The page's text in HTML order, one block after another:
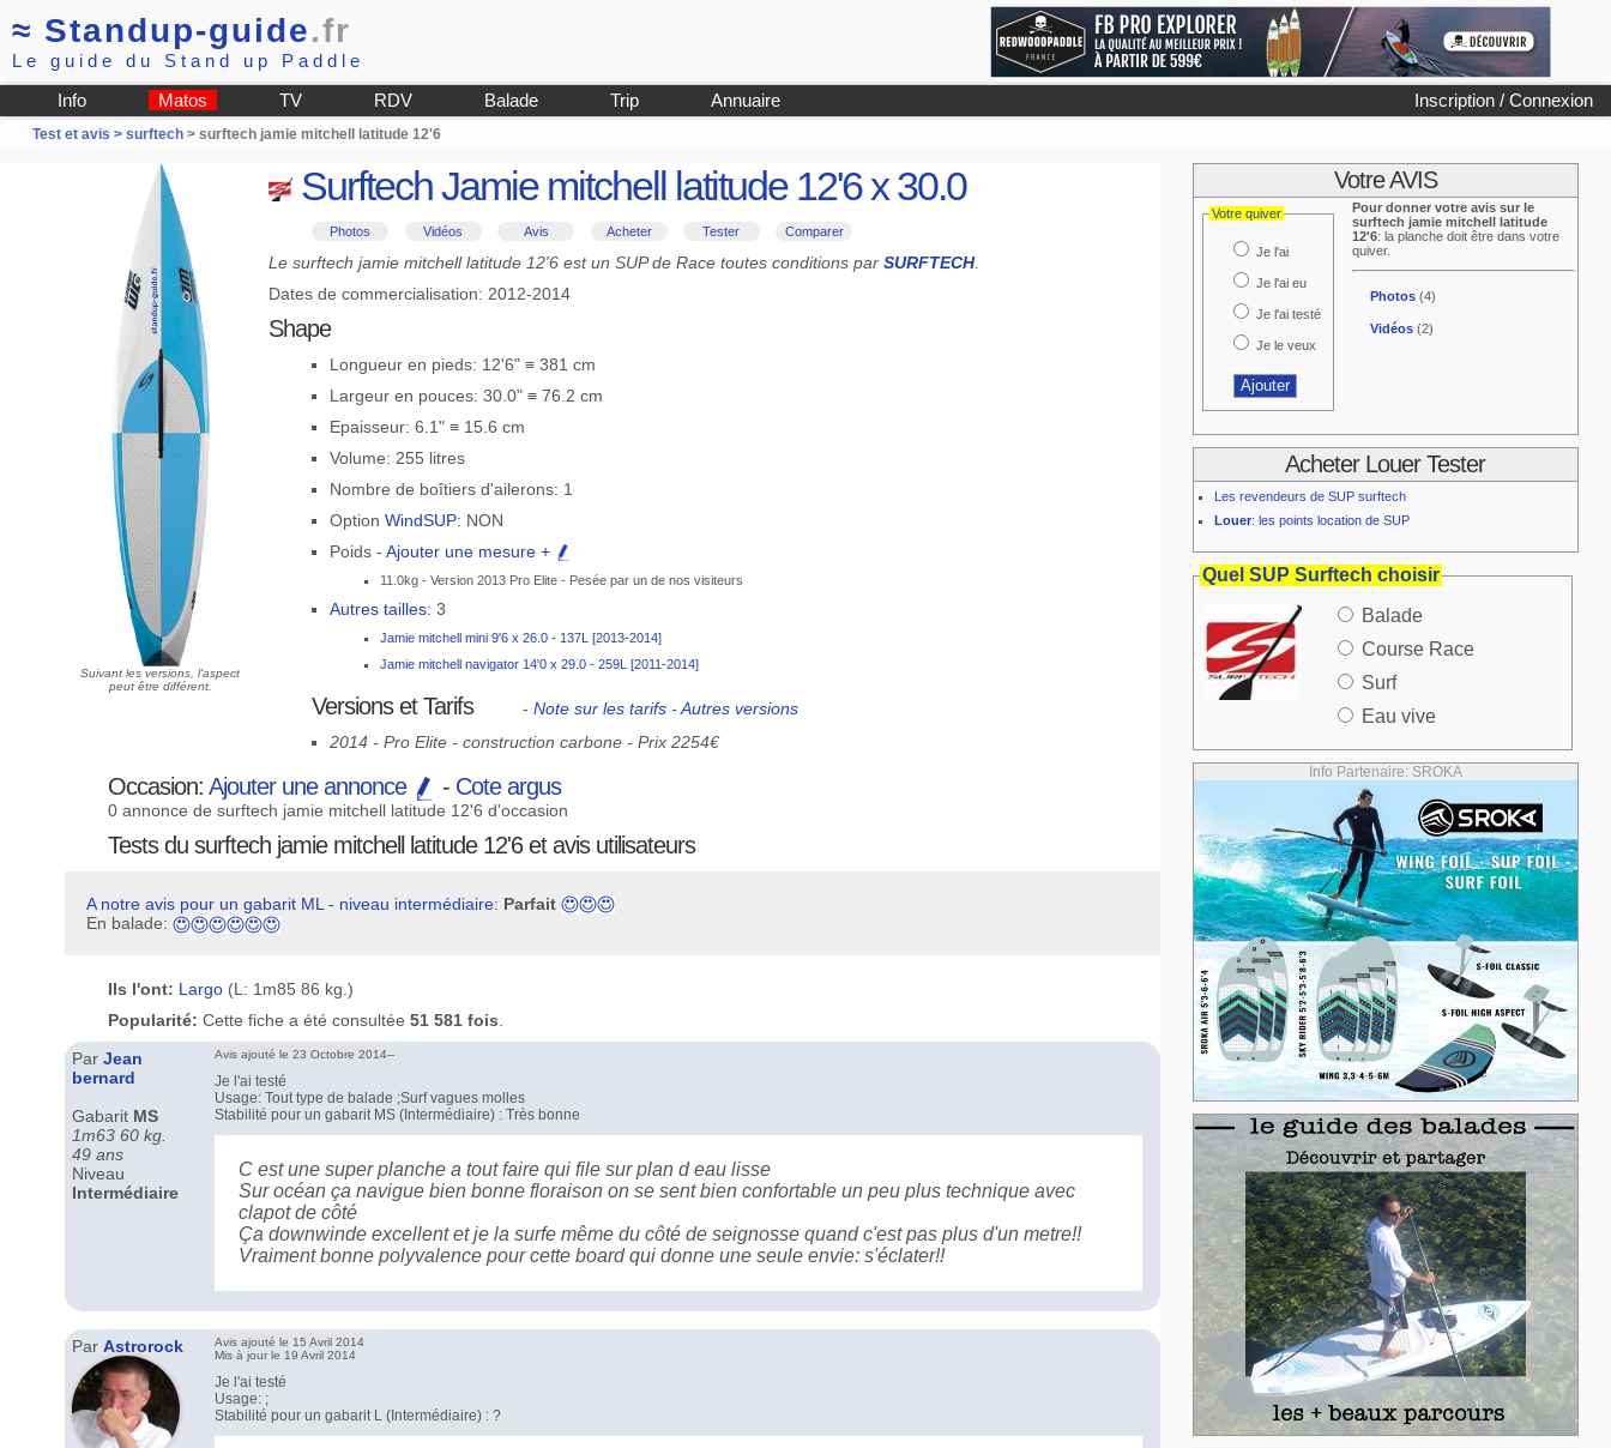
≈ Standup-guide.fr
Le guide du Stand up Paddle
Inscription / Connexion
Info Matos TV RDV Balade Trip Annuaire
Test et avis > surftech> surftech jamie mitchell latitude 12'6
Suivant les versions, l'aspect
peut être différent.
Surftech Jamie mitchell latitude 12'6 x 30.0
Photos Vidéos Avis Acheter Tester Comparer
Le surftech jamie mitchell latitude 12'6 est un SUP de Race toutes conditions par SURFTECH.
Dates de commercialisation: 2012-2014
Shape
Longueur en pieds: 12'6" ≡ 381 cm
Largeur en pouces: 30.0" ≡ 76.2 cm
Epaisseur: 6.1" ≡ 15.6 cm
Volume: 255 litres
Nombre de boîtiers d'ailerons: 1
OptionWindSUP: NON
Poids -Ajouter une mesure +
11.0kg - Version 2013 Pro Elite - Pesée par un de nos visiteurs
Autres tailles: 3
Jamie mitchell mini 9'6 x 26.0 - 137L [2013-2014]
Jamie mitchell navigator 14'0 x 29.0 - 259L [2011-2014]
Versions et Tarifs - Note sur les tarifs-Autres versions
2014 - Pro Elite - construction carbone - Prix 2254€
Occasion:Ajouter une annonce - Cote argus
0 annonce de surftech jamie mitchell latitude 12'6 d'occasion
Tests du surftech jamie mitchell latitude 12'6 et avis utilisateurs
A notre avis pour un gabarit ML - niveau intermédiaire: Parfait
En balade:
Ils l'ont: Largo (L: 1m85 86 kg.)
Popularité: Cette fiche a été consultée51 581 fois.
Par Jean
bernard
Gabarit MS
1m63 60 kg.
49 ans
Niveau
Intermédiaire
Avis ajouté le 23 Octobre 2014--
Je l'ai testé
Usage: Tout type de balade ;Surf vagues molles
Stabilité pour un gabarit MS (Intermédiaire) : Très bonne
C est une super planche a tout faire qui file sur plan d eau lisse
Sur océan ça navigue bien bonne floraison on se sent bien confortable un peu plus technique avec
clapot de côté
Ça downwinde excellent et je la surfe même du côté de seignosse quand c'est pas plus d'un metre!!
Vraiment bonne polyvalence pour cette board qui donne une seule envie: s'éclater!!
Par Astrorock
Avis ajouté le 15 Avril 2014
Mis à jour le 19 Avril 2014
Je l'ai testé
Usage: ;
Stabilité pour un gabarit L (Intermédiaire) : ?
Votre AVIS
Votre quiver
Je l'ai
Je l'ai eu
Je l'ai testé
Je le veux
Pour donner votre avis sur le
surftech jamie mitchell latitude
12'6: la planche doit être dans votre
quiver.
Photos(4)
Vidéos(2)
Acheter Louer Tester
Les revendeurs de SUP surftech
Louer: les points location de SUP
Quel SUP Surftech choisir
Balade
Course Race
Surf
Eau vive
Info Partenaire: SROKA